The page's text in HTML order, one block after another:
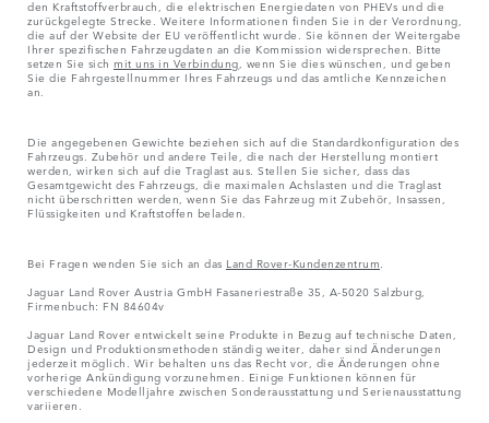
den Kraftstoffverbrauch, die elektrischen Energiedaten von PHEVs und die
zurückgelegte Strecke. Weitere Informationen finden Sie in der Verordnung,
die auf der Website der EU veröffentlicht wurde. Sie können der Weitergabe
Ihrer spezifischen Fahrzeugdaten an die Kommission widersprechen. Bitte
setzen Sie sich mit uns in Verbindung, wenn Sie dies wünschen, und geben
Sie die Fahrgestellnummer Ihres Fahrzeugs und das amtliche Kennzeichen
an.
Die angegebenen Gewichte beziehen sich auf die Standardkonfiguration des
Fahrzeugs. Zubehör und andere Teile, die nach der Herstellung montiert
werden, wirken sich auf die Traglast aus. Stellen Sie sicher, dass das
Gesamtgewicht des Fahrzeugs, die maximalen Achslasten und die Traglast
nicht überschritten werden, wenn Sie das Fahrzeug mit Zubehör, Insassen,
Flüssigkeiten und Kraftstoffen beladen.
Bei Fragen wenden Sie sich an das Land Rover-Kundenzentrum.
Jaguar Land Rover Austria GmbH Fasaneriestraße 35, A-5020 Salzburg,
Firmenbuch: FN 84604v
Jaguar Land Rover entwickelt seine Produkte in Bezug auf technische Daten,
Design und Produktionsmethoden ständig weiter, daher sind Änderungen
jederzeit möglich. Wir behalten uns das Recht vor, die Änderungen ohne
vorherige Ankündigung vorzunehmen. Einige Funktionen können für
verschiedene Modelljahre zwischen Sonderausstattung und Serienausstattung
variieren.